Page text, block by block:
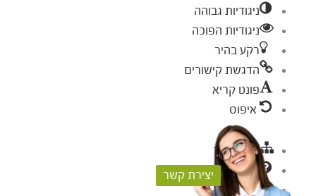
יצירת קשר
ניגודיות גבוהה
ניגודיות הפוכה
רקע בהיר
הדגשת קישורים
פונט קריא
איפוס
מפת אתר
עזרה
פידבק